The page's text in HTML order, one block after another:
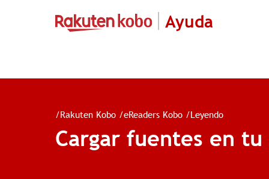
Ayuda
/Rakuten Kobo /eReaders Kobo /Leyendo
Cargar fuentes en tu